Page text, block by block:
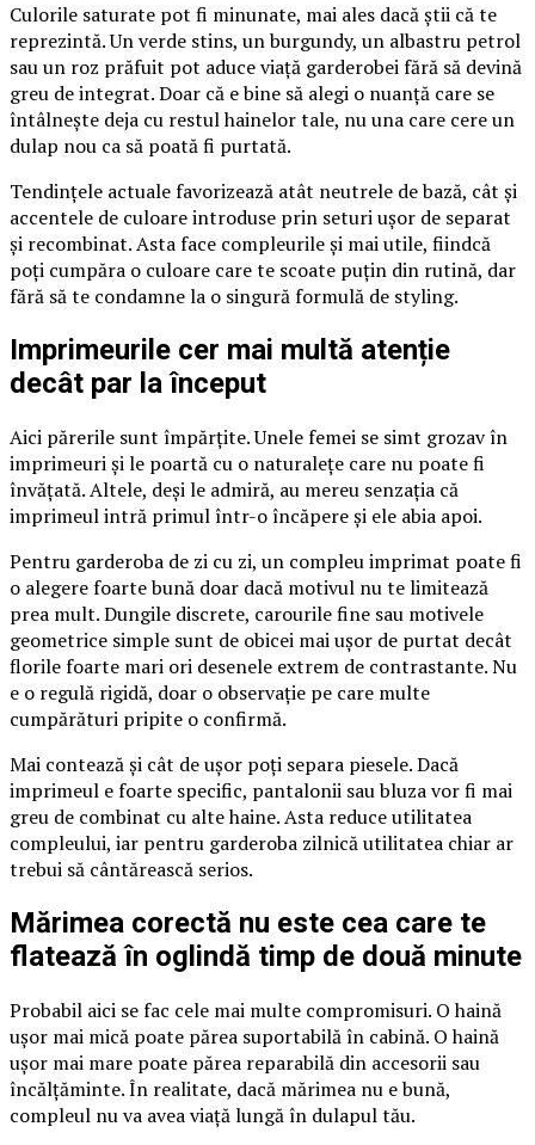
Culorile saturate pot fi minunate, mai ales dacă știi că te
reprezintă. Un verde stins, un burgundy, un albastru petrol
sau un roz prăfuit pot aduce viață garderobei fără să devină
greu de integrat. Doar că e bine să alegi o nuanță care se
întâlnește deja cu restul hainelor tale, nu una care cere un
dulap nou ca să poată fi purtată.
Tendințele actuale favorizează atât neutrele de bază, cât și
accentele de culoare introduse prin seturi ușor de separat
și recombinat. Asta face compleurile și mai utile, fiindcă
poți cumpăra o culoare care te scoate puțin din rutină, dar
fără să te condamne la o singură formulă de styling.
Imprimeurile cer mai multă atenție
decât par la început
Aici părerile sunt împărțite. Unele femei se simt grozav în
imprimeuri și le poartă cu o naturalețe care nu poate fi
învățată. Altele, deși le admiră, au mereu senzația că
imprimeul intră primul într-o încăpere și ele abia apoi.
Pentru garderoba de zi cu zi, un compleu imprimat poate fi
o alegere foarte bună doar dacă motivul nu te limitează
prea mult. Dungile discrete, carourile fine sau motivele
geometrice simple sunt de obicei mai ușor de purtat decât
florile foarte mari ori desenele extrem de contrastante. Nu
e o regulă rigidă, doar o observație pe care multe
cumpărături pripite o confirmă.
Mai contează și cât de ușor poți separa piesele. Dacă
imprimeul e foarte specific, pantalonii sau bluza vor fi mai
greu de combinat cu alte haine. Asta reduce utilitatea
compleului, iar pentru garderoba zilnică utilitatea chiar ar
trebui să cântărească serios.
Mărimea corectă nu este cea care te
flatează în oglindă timp de două minute
Probabil aici se fac cele mai multe compromisuri. O haină
ușor mai mică poate părea suportabilă în cabină. O haină
ușor mai mare poate părea reparabilă din accesorii sau
încălțăminte. În realitate, dacă mărimea nu e bună,
compleul nu va avea viață lungă în dulapul tău.